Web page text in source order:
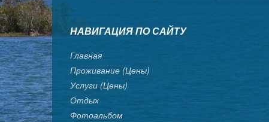
НАВИГАЦИЯ ПО САЙТУ
Главная
Проживание (цены)
Услуги (цены)
Отдых
Фотоальбом